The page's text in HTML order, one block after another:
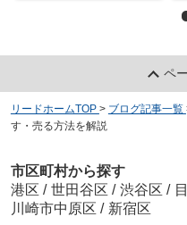
ペ
リードホームTOP > ブログ記事一覧
す・売る方法を解説
市区町村から探す
港区 / 世田谷区 / 渋谷区 /
川崎市中原区 / 新宿区